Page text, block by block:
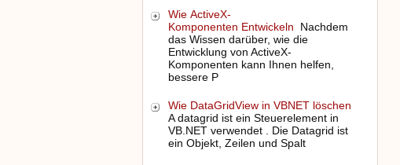
Wie ActiveX-
Komponenten Entwickeln
Nachdem
das Wissen darüber, wie die
Entwicklung von ActiveX-
Komponenten kann Ihnen helfen,
bessere P
Wie DataGridView in VBNET löschen
A datagrid ist ein Steuerelement in
VB.NET verwendet . Die Datagrid ist
ein Objekt, Zeilen und Spalt